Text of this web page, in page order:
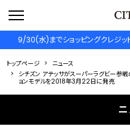
9/30(水)までショッピングクレジッ
トップページ
ニュース
シチズン アテッサがスーパーラグビー参
ョンモデルを2018年3月22日に発売